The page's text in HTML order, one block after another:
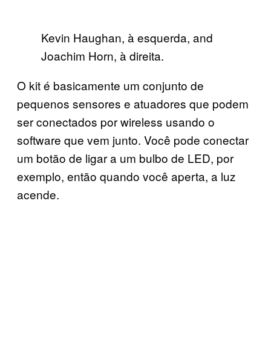
Kevin Haughan, à esquerda, and
Joachim Horn, à direita.
O kit é basicamente um conjunto de
pequenos sensores e atuadores que podem
ser conectados por wireless usando o
software que vem junto. Você pode conectar
um botão de ligar a um bulbo de LED, por
exemplo, então quando você aperta, a luz
acende.